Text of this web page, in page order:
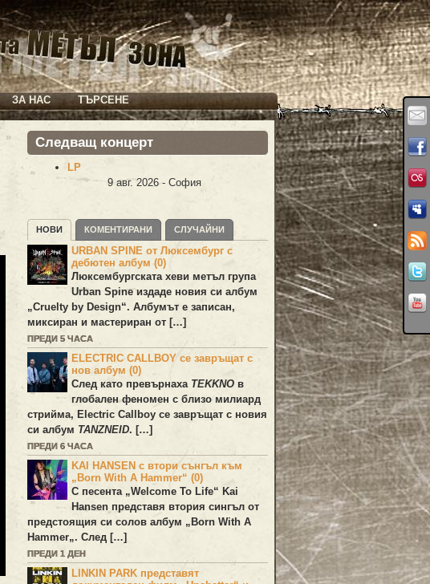
ЗА НАС ТЪРСЕНЕ
» Следващ концерт
LP
9 авг. 2026 - София
НОВИ КОМЕНТИРАНИ СЛУЧАЙНИ
URBAN SPINE от Люксембург с
дебютен албум (0)
Люксембургската хеви метъл група
Urban Spineиздаде новия си албум
„Cruelty by Design“. Албумът е записан,
миксиран и мастериран от […]
ПРЕДИ 5 ЧАСА
ELECTRIC CALLBOY се завръщат с
нов албум (0)
След като превърнаха TEKKNO в
глобален феномен с близо милиард
стрийма, Electric Callboy се завръщат с новия
си албум TANZNEID. […]
ПРЕДИ 6 ЧАСА
KAI HANSEN с втори сънгъл към
„Born With A Hammer“ (0)
С песента „Welcome To Life“ Kai
Hansen представя втория сингъл от
предстоящия си солов албум „ Born With A
Hammer„. След […]
ПРЕДИ 1 ДЕН
LINKIN PARK представят